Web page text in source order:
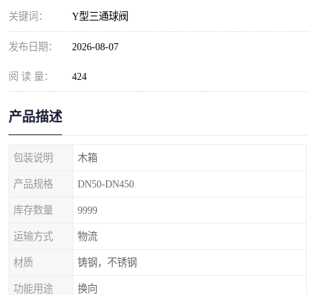
关键词： Y型三通球阀
发布日期： 2026-08-07
阅 读 量： 424
产品描述
包装说明 木箱
产品规格 DN50-DN450
库存数量 9999
运输方式 物流
材质 铸钢，不锈钢
功能用途 换向